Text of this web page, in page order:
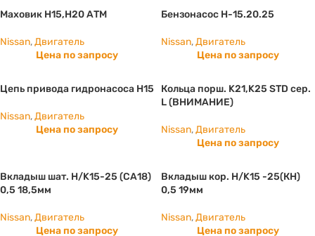
Маховик Н15,Н20 АТМ
Nissan,Двигатель
Цена по запросу
Бензонасос H-15.20.25
Nissan,Двигатель
Цена по запросу
Цепь привода гидронасоса H15
Nissan,Двигатель
Цена по запросу
Кольца порш. K21,K25 STD сер.
L (ВНИМАНИЕ)
Nissan,Двигатель
Цена по запросу
Вкладыш шат. Н/K15-25 (СА18)
0,5 18,5мм
Nissan,Двигатель
Цена по запросу
Вкладыш кор. Н/K15 -25(КН)
0,5 19мм
Nissan,Двигатель
Цена по запросу